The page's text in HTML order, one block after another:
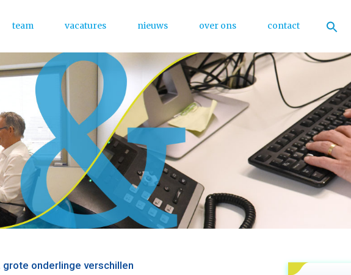
team vacatures nieuws over ons contact
onderlinge verschillen